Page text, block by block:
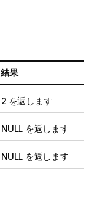
結果
2 を返します
NULL を返します
NULL を返します